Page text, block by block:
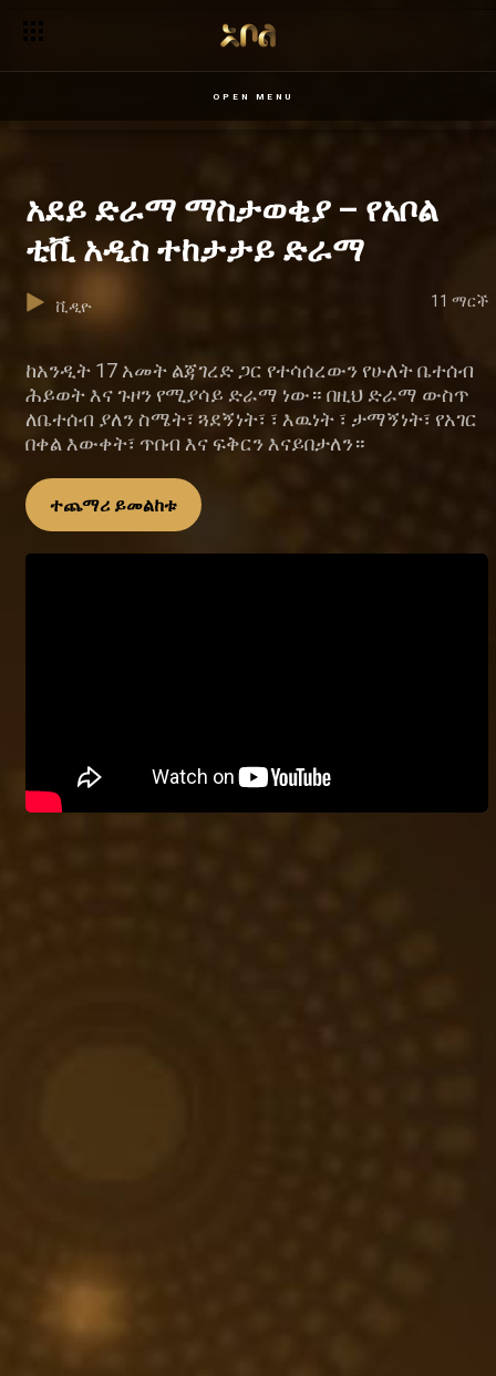
OPEN MENU
አደይ ድራማ ማስታወቂያ – የአቦል
ቲቪ አዲስ ተከታታይ ድራማ
ቪዲዮ 11 ማርች
ከአንዲት 17 አመት ልጃገረድ ጋር የተሳሰረውን የሁለት ቤተሰብ
ሕይወት እና ጉዞን የሚያሳይ ድራማ ነው። በዚህ ድራማ ውስጥ
ለቤተሰብ ያለን ስሜት፣ ጓደኝነት፣ ፣ እዉነት ፣ ታማኝነት፣ የአገር
በቀል እውቀት፣ ጥበብ እና ፍቅርን እናይበታለን።
ተጨማሪ ይመልከቱ